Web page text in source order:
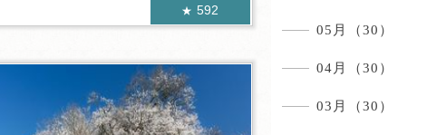
592
05月（30）
04月（30）
03月（30）